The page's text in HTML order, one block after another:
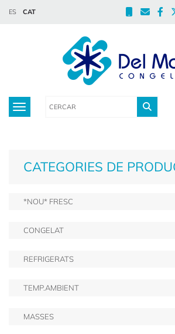
ES CAT
Toggle navigation
CATEGORIES DE
*NOU* FRESC
CONGELAT
REFRIGERATS
TEMP.AMBIENT
MASSES